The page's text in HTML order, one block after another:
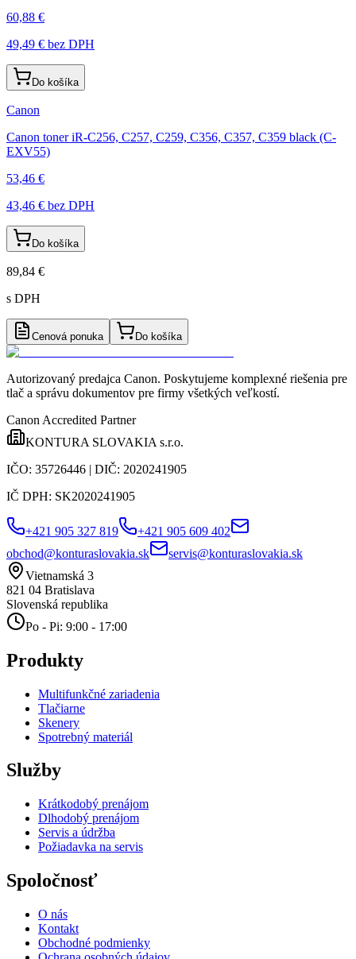
60,88 €
49,49 € bez DPH
Do košíka
Canon
Canon toner iR-C256, C257, C259, C356, C357, C359 black (C-
EXV55)
53,46 €
43,46 € bez DPH
Do košíka
89,84 €
s DPH
Cenová ponuka Do košíka
Autorizovaný predajca Canon. Poskytujeme komplexné riešenia pre
tlač a správu dokumentov pre firmy všetkých veľkostí.
Canon Accredited Partner
KONTURA SLOVAKIA s.r.o.
IČO: 35726446 | DIČ: 2020241905
IČ DPH: SK2020241905
+421 905 327 819
+421 905 609 402
obchod@konturaslovakia.sk
servis@konturaslovakia.sk
Vietnamská 3
821 04 Bratislava
Slovenská republika
Po - Pi: 9:00 - 17:00
Produkty
Multifunkčné zariadenia
Tlačiarne
Skenery
Spotrebný materiál
Služby
Krátkodobý prenájom
Dlhodobý prenájom
Servis a údržba
Požiadavka na servis
Spoločnosť
O nás
Kontakt
Obchodné podmienky